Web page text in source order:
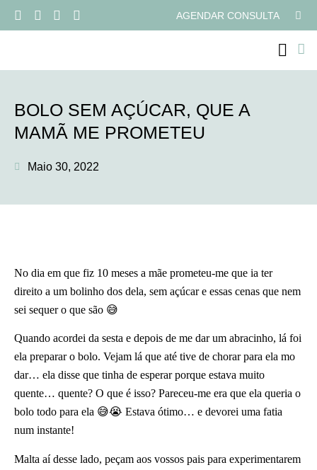
AGENDAR CONSULTA
BOLO SEM AÇÚCAR, QUE A
MAMÃ ME PROMETEU
Maio 30, 2022
No dia em que fiz 10 meses a mãe prometeu-me que ia ter
direito a um bolinho dos dela, sem açúcar e essas cenas que nem
sei sequer o que são 😅
Quando acordei da sesta e depois de me dar um abracinho, lá foi
ela preparar o bolo. Vejam lá que até tive de chorar para ela mo
dar… ela disse que tinha de esperar porque estava muito
quente… quente? O que é isso? Pareceu-me era que ela queria o
bolo todo para ela 😅😭 Estava ótimo… e devorei uma fatia
num instante!
Malta aí desse lado, peçam aos vossos pais para experimentarem